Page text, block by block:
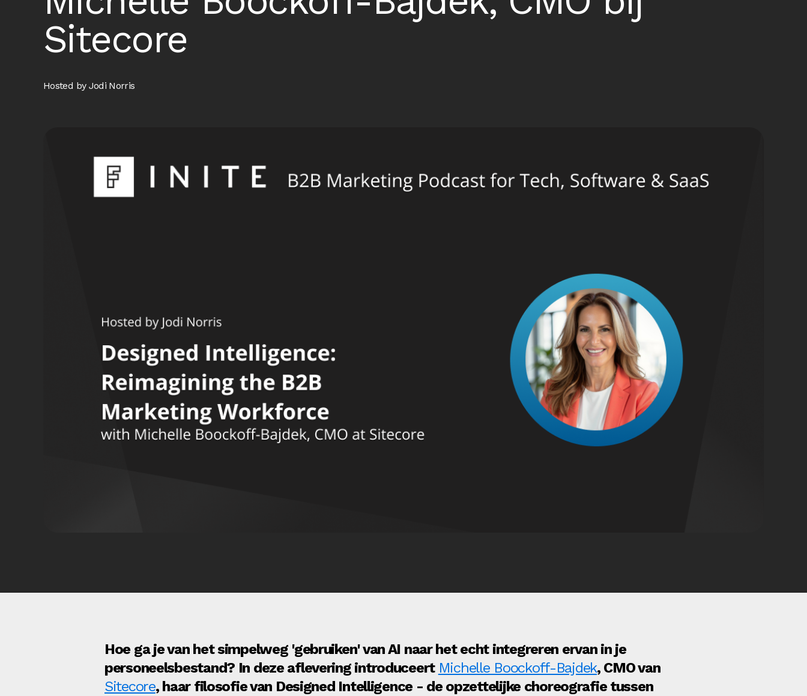
Sitecore
Hosted by Jodi Norris
Hoe ga je van het simpelweg 'gebruiken' van AI naar het echt integreren ervan in je
personeelsbestand? In deze aflevering introduceert Michelle Boockoff-Bajdek, CMO van
Sitecore, haar filosofie van Designed Intelligence - de opzettelijke choreografie tussen